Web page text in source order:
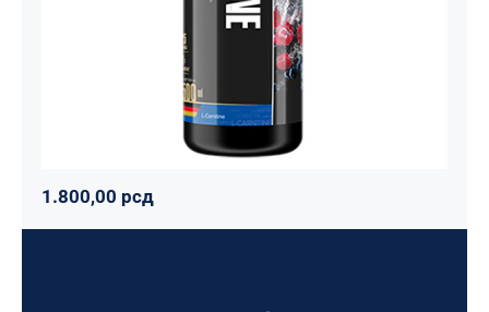
1.800,00 рсд